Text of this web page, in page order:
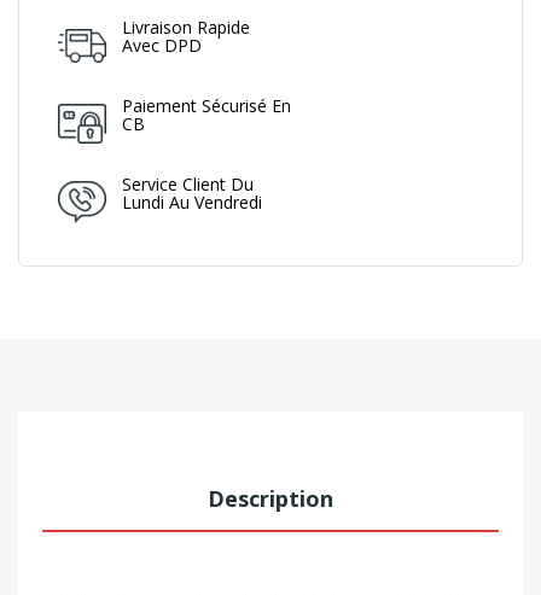
Livraison Rapide
Avec DPD
Paiement Sécurisé En
CB
Service Client Du
Lundi Au Vendredi
Description